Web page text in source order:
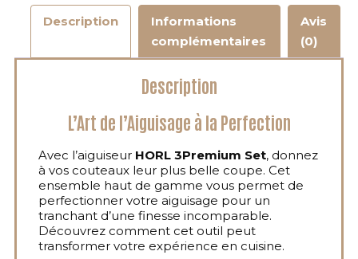
Description
Informations
complémentaires
Avis
(0)
Description
L’Art de l’Aiguisage à la Perfection
Avec l’aiguiseur HORL 3Premium Set, donnez
à vos couteaux leur plus belle coupe. Cet
ensemble haut de gamme vous permet de
perfectionner votre aiguisage pour un
tranchant d’une finesse incomparable.
Découvrez comment cet outil peut
transformer votre expérience en cuisine.